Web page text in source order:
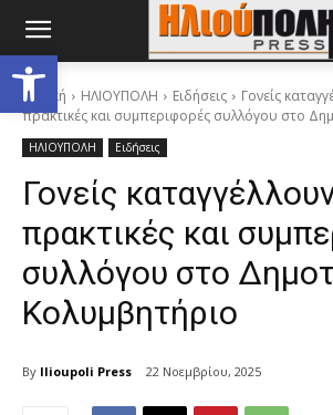
Ανοίξτε τη γραμμή εργαλείων
Αρχική ΗΛΙΟΥΠΟΛΗ Ειδήσεις
Γονείς
πρακτικές και συμπεριφορές συλλόγου στο
ΗΛΙΟΥΠΟΛΗ Ειδήσεις
Γονείς
πρακτικές και
συλλόγου στο
Κολυμβητήριο
By Ilioupoli Press 22 Νοεμβρίου, 2025